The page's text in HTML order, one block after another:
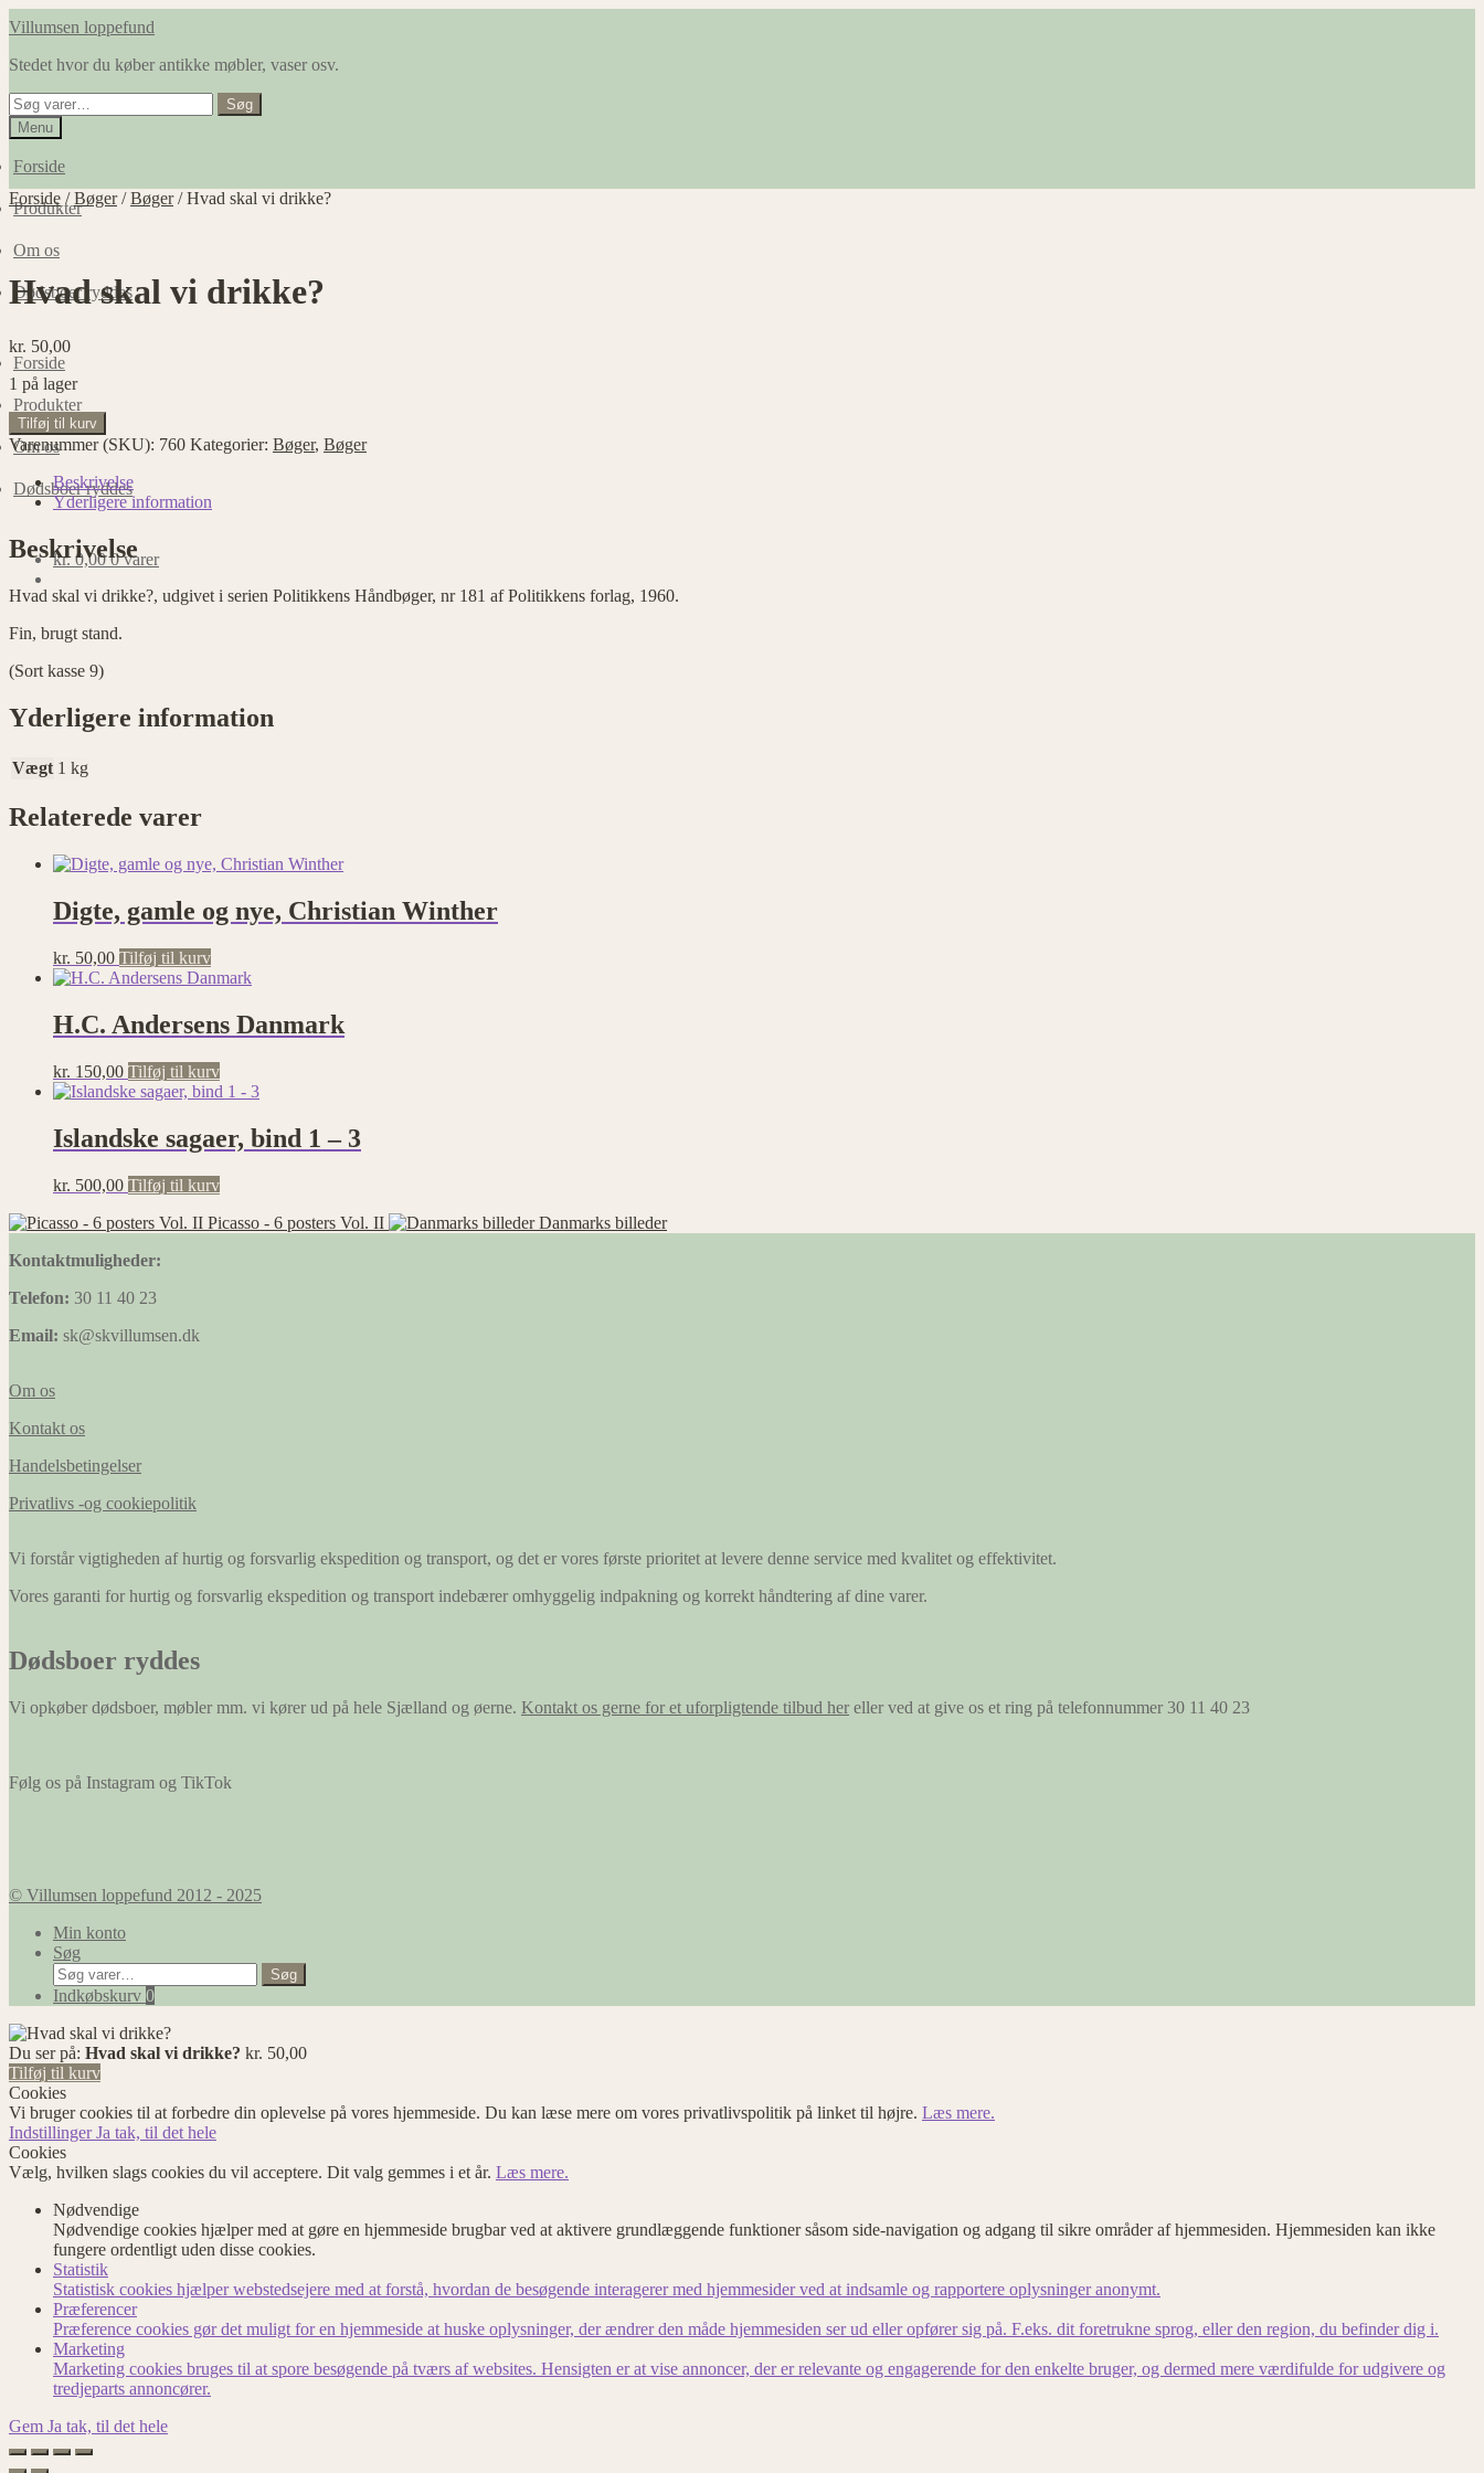
Spring
navigation
Spring
indhold
Villumsen loppefund
Stedet hvor du køber antikke møbler, vaser osv.
Søg
efter:
Søg
Menu
Forside
Produkter
Om os
Dødsboer ryddes
Forside
Produkter
Om os
Dødsboer ryddes
kr.0,00 0 varer
Forside /Bøger/Bøger/Hvad skal vi drikke?
Hvad skal vi drikke?
kr. 50,00
1 på lager
Hvad
skal
vi
drikke?
antal
Tilføj til kurv
Varenummer (SKU): 760 Kategorier: Bøger, Bøger
Beskrivelse
Yderligere information
Beskrivelse
Hvad skal vi drikke?, udgivet i serien Politikkens Håndbøger, nr 181 af Politikkens forlag, 1960.
Fin, brugt stand.
(Sort kasse 9)
Yderligere information
Vægt 1 kg
Relaterede varer
Digte, gamle og nye, Christian Winther
kr. 50,00 Tilføj til kurv
H.C. Andersens Danmark
kr. 150,00 Tilføj til kurv
Islandske sagaer, bind 1 – 3
kr. 500,00 Tilføj til kurv
Picasso - 6 posters Vol. II
Danmarks billeder
Kontaktmuligheder:
Telefon: 30 11 40 23
Email: sk@skvillumsen.dk
Om os
Kontakt os
Handelsbetingelser
Privatlivs -og cookiepolitik
Vi forstår vigtigheden af hurtig og forsvarlig ekspedition og transport, og det er vores første prioritet at levere denne service med kvalitet og effektivitet.
Vores garanti for hurtig og forsvarlig ekspedition og transport indebærer omhyggelig indpakning og korrekt håndtering af dine varer.
Dødsboer ryddes
Vi opkøber dødsboer, møbler mm. vi kører ud på hele Sjælland og øerne. Kontakt os gerne for et uforpligtende tilbud her eller ved at give os et ring på telefonnummer 30 11 40 23
Følg os på Instagram og TikTok
© Villumsen loppefund 2012 - 2025
Min konto
Søg
Søg
efter:
Søg
Indkøbskurv 0
Du ser på: Hvad skal vi drikke? kr. 50,00
Tilføj til kurv
Cookies
Vi bruger cookies til at forbedre din oplevelse på vores hjemmeside. Du kan læse mere om vores privatlivspolitik på linket til højre. Læs mere.
IndstillingerJa tak, til det hele
Cookies
Vælg, hvilken slags cookies du vil acceptere. Dit valg gemmes i et år. Læs mere.
Nødvendige
Nødvendige cookies hjælper med at gøre en hjemmeside brugbar ved at aktivere grundlæggende funktioner såsom side-navigation og adgang til sikre områder af hjemmesiden. Hjemmesiden kan ikke
fungere ordentligt uden disse cookies.
Statistik
Statistisk cookies hjælper webstedsejere med at forstå, hvordan de besøgende interagerer med hjemmesider ved at indsamle og rapportere oplysninger anonymt.
Præferencer
Præference cookies gør det muligt for en hjemmeside at huske oplysninger, der ændrer den måde hjemmesiden ser ud eller opfører sig på. F.eks. dit foretrukne sprog, eller den region, du befinder dig i.
Marketing
Marketing cookies bruges til at spore besøgende på tværs af websites. Hensigten er at vise annoncer, der er relevante og engagerende for den enkelte bruger, og dermed mere værdifulde for udgivere og
tredjeparts annoncører.
Gem Ja tak, til det hele